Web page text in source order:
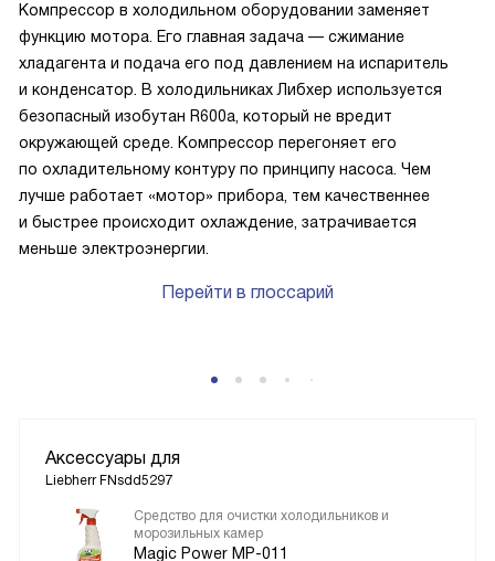
Компрессор в холодильном оборудовании заменяет
функцию мотора. Его главная задача — сжимание
хладагента и подача его под давлением на испаритель
и конденсатор. В холодильниках Либхер используется
безопасный изобутан R600a, который не вредит
окружающей среде. Компрессор перегоняет его
по охладительному контуру по принципу насоса. Чем
лучше работает «мотор» прибора, тем качественнее
и быстрее происходит охлаждение, затрачивается
меньше электроэнергии.
Перейти в глоссарий
Аксессуары для
Liebherr FNsdd5297
Средство для очистки холодильников и
морозильных камер
Magic Power MP-011